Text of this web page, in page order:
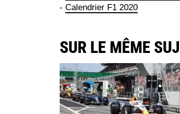
- Calendrier F1 2020
SUR LE MÊME